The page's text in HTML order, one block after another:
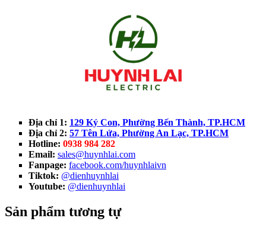
Địa chỉ 1: 129 Ký Con, Phường Bến Thành, TP.HCM
Địa chỉ 2: 57 Tên Lửa, Phường An Lạc, TP.HCM
Hotline: 0938 984 282
Email: sales@huynhlai.com
Fanpage: facebook.com/huynhlaivn
Tiktok: @dienhuynhlai
Youtube: @dienhuynhlai
Sản phẩm tương tự